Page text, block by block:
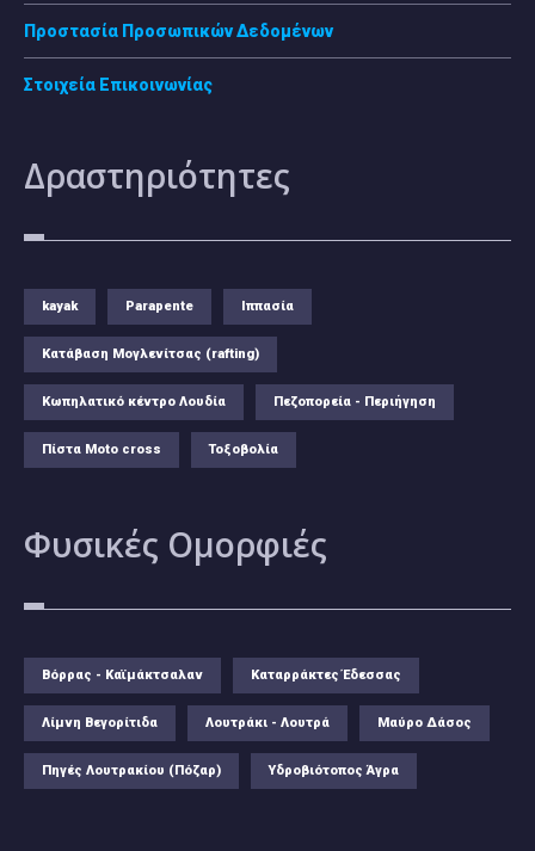
Προστασία Προσωπικών Δεδομένων
Στοιχεία Επικοινωνίας
Δραστηριότητες
kayak Parapente Ιππασία
Κατάβαση Μογλενίτσας (rafting)
Κωπηλατικό κέντρο Λουδία Πεζοπορεία - Περιήγηση
Πίστα Moto cross Τοξοβολία
Φυσικές Ομορφιές
Βόρρας - Καϊμάκτσαλαν Καταρράκτες Έδεσσας
Λίμνη Βεγορίτιδα Λουτράκι - Λουτρά Μαύρο Δάσος
Πηγές Λουτρακίου (Πόζαρ) Υδροβιότοπος Άγρα